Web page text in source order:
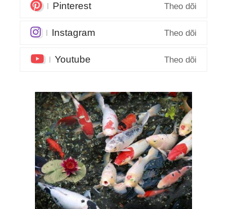
Pinterest Theo dõi
Instagram Theo dõi
Youtube Theo dõi